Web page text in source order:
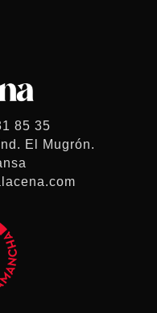
85 35
El Mugrón.